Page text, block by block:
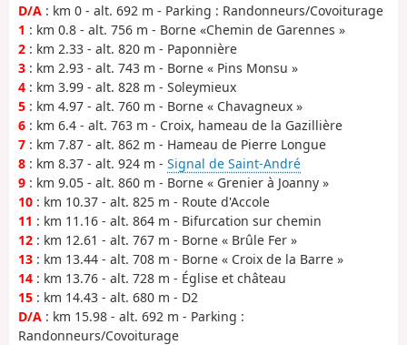
D/A : km 0 - alt. 692 m - Parking : Randonneurs/Covoiturage
1 : km 0.8 - alt. 756 m - Borne «Chemin de Garennes »
2 : km 2.33 - alt. 820 m - Paponnière
3 : km 2.93 - alt. 743 m - Borne « Pins Monsu »
4 : km 3.99 - alt. 828 m - Soleymieux
5 : km 4.97 - alt. 760 m - Borne « Chavagneux »
6 : km 6.4 - alt. 763 m - Croix, hameau de la Gazillière
7 : km 7.87 - alt. 862 m - Hameau de Pierre Longue
8 : km 8.37 - alt. 924 m - Signal de Saint-André
9 : km 9.05 - alt. 860 m - Borne « Grenier à Joanny »
10 : km 10.37 - alt. 825 m - Route d'Accole
11 : km 11.16 - alt. 864 m - Bifurcation sur chemin
12 : km 12.61 - alt. 767 m - Borne « Brûle Fer »
13 : km 13.44 - alt. 708 m - Borne « Croix de la Barre »
14 : km 13.76 - alt. 728 m - Église et château
15 : km 14.43 - alt. 680 m - D2
D/A : km 15.98 - alt. 692 m - Parking :
Randonneurs/Covoiturage